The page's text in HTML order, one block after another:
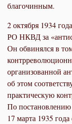
благочинным.
2 октября 1934
РО НКВД за
Он обвинялся в
организованной
об этом
практическую
По
17 марта 1935